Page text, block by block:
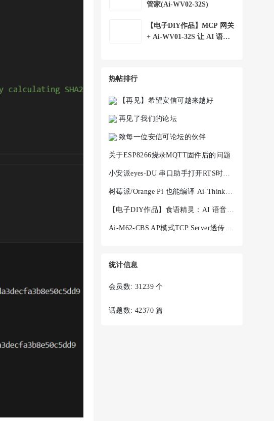
管家(Ai-WV02-32S)
【电子DIY作品】MCP 网关
+ Ai-WV01-32S 让 AI 语音
热帖排行
【再见】希望安信可越来越好
再见了我们的论坛
致每一位安信可论坛的伙伴
关于ESP8266烧录MQTT固件后的问题
小安派eyes-DU 串口助手打开RTS时，程序就不执行
树莓派/Orange Pi 也能编译 Ai-Thinker-WB2 —— ARM 架构完整踩
【电子DIY作品】食语精灵：AI 语音菜谱终端 + Ai-WV02-32S
Ai-M62-CBS AP模式TCP Server透传失败
统计信息
会员数: 31239 个
话题数: 42370 篇